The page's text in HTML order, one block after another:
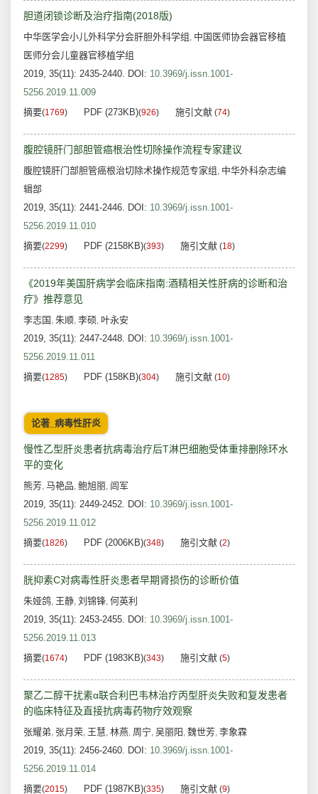
胆道闭锁诊断及治疗指南(2018版)
中华医学会小儿外科学分会肝胆外科学组 , 中国医师协会器官移植
医师分会儿童器官移植学组
2019, 35(11): 2435-2440. DOI: 10.3969/j.issn.1001-
5256.2019.11.009
摘要(1769) PDF (273KB)(926) 施引文献 (74)
腹腔镜肝门部胆管癌根治性切除操作流程专家建议
腹腔镜肝门部胆管癌根治切除术操作规范专家组 , 中华外科杂志编
辑部
2019, 35(11): 2441-2446. DOI: 10.3969/j.issn.1001-
5256.2019.11.010
摘要(2299) PDF (2158KB)(393) 施引文献 (18)
《2019年美国肝病学会临床指南:酒精相关性肝病的诊断和治
疗》推荐意见
李志国 , 朱顺, 李硕, 叶永安
2019, 35(11): 2447-2448. DOI: 10.3969/j.issn.1001-
5256.2019.11.011
摘要(1285) PDF (158KB)(304) 施引文献 (10)
论著_病毒性肝炎
慢性乙型肝炎患者抗病毒治疗后T淋巴细胞受体重排删除环水
平的变化
熊芳, 马艳品, 鲍旭丽, 闾军
2019, 35(11): 2449-2452. DOI: 10.3969/j.issn.1001-
5256.2019.11.012
摘要(1826) PDF (2006KB)(348) 施引文献 (2)
胱抑素C对病毒性肝炎患者早期肾损伤的诊断价值
朱娅鸽, 王静, 刘锦锋, 何英利
2019, 35(11): 2453-2455. DOI: 10.3969/j.issn.1001-
5256.2019.11.013
摘要(1674) PDF (1983KB)(343) 施引文献 (5)
聚乙二醇干扰素α联合利巴韦林治疗丙型肝炎失败和复发患者
的临床特征及直接抗病毒药物疗效观察
张耀弟, 张月荣, 王慧, 林燕, 周宁, 吴丽阳 , 魏世芳, 李象霖
2019, 35(11): 2456-2460. DOI: 10.3969/j.issn.1001-
5256.2019.11.014
摘要(2015) PDF (1987KB)(335) 施引文献 (9)